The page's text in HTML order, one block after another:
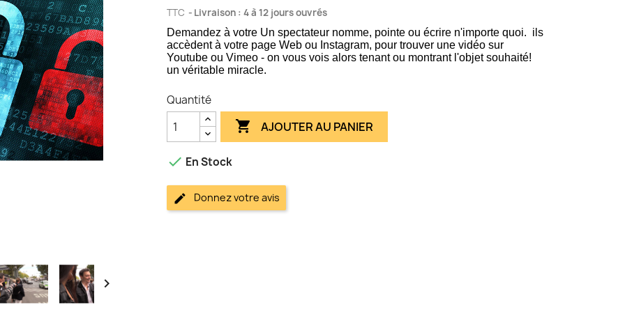

TTC Livraison : 4 à 12 jours ouvrés
Demandez à votre Un spectateur nomme, pointe ou écrire n'importe quoi. ils
accèdent à votre page Web ou Instagram, pour trouver une vidéo sur
Youtube ou Vimeo - on vous vois alors tenant ou montrant l'objet souhaité!
un véritable miracle.
Quantité
 AJOUTER AU PANIER
 En Stock
Donnez votre avis